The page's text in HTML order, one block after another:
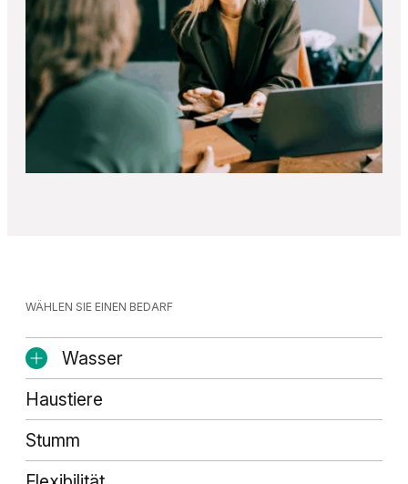
WÄHLEN SIE EINEN BEDARF
Wasser
Haustiere
Stumm